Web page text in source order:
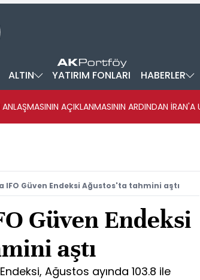
ALTIN YATIRIM FONLARI HABERLER
AÇIKLANMASININ ARDINDAN İRAN'A
IFO Güven Endeksi Ağustos'ta tahmini aştı
Güven Endeksi
aştı
Ağustos ayında 103.8 ile